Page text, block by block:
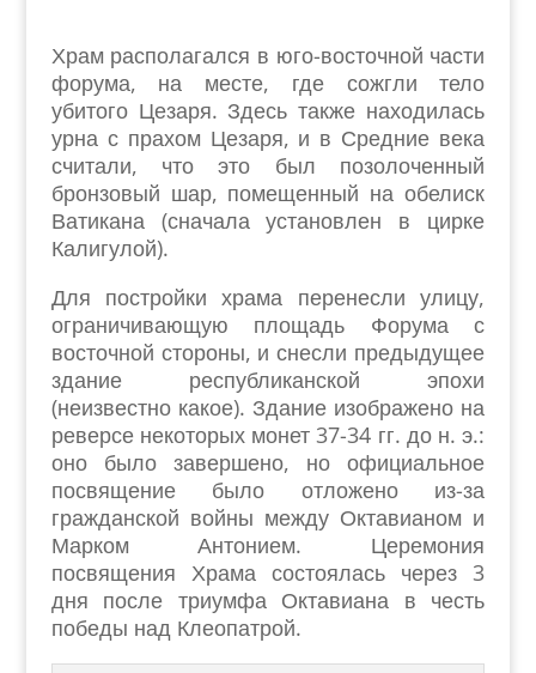
Храм располагался в юго-восточной части
форума, на месте, где сожгли тело
убитого Цезаря. Здесь также находилась
урна с прахом Цезаря, и в Средние века
считали, что это был позолоченный
бронзовый шар, помещенный на обелиск
Ватикана (сначала установлен в цирке
Калигулой).
Для постройки храма перенесли улицу,
ограничивающую площадь Форума с
восточной стороны, и снесли предыдущее
здание республиканской эпохи
(неизвестно какое). Здание изображено на
реверсе некоторых монет 37-34 гг. до н. э.:
оно было завершено, но официальное
посвящение было отложено из-за
гражданской войны между Октавианом и
Марком Антонием. Церемония
посвящения Храма состоялась через 3
дня после триумфа Октавиана в честь
победы над Клеопатрой.